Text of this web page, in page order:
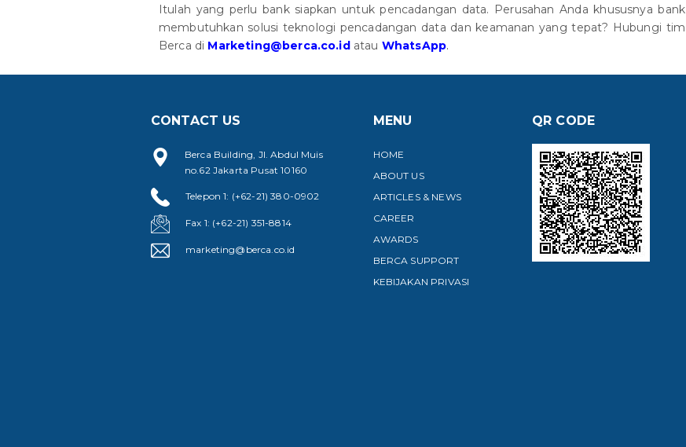
Itulah yang perlu bank siapkan untuk pencadangan data. Perusahan Anda khususnya bank
membutuhkan solusi teknologi pencadangan data dan keamanan yang tepat? Hubungi tim
Berca di Marketing@berca.co.idatau WhatsApp.
CONTACT US
Berca Building, Jl. Abdul Muis
no.62 Jakarta Pusat 10160
Telepon 1: (+62-21) 380-0902
Fax 1: (+62-21) 351-8814
marketing@berca.co.id
MENU
HOME
ABOUT US
ARTICLES & NEWS
CAREER
AWARDS
BERCA SUPPORT
KEBIJAKAN PRIVASI
QR CODE